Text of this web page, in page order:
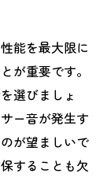
能を最大限に
が重要です。
選びましょ
ー音が発生す
が望ましいで
することも欠